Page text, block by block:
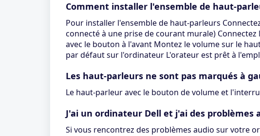
Comment installer l'ensemble de haut-
Pour installer l'ensemble de haut-parleurs
connecté à une prise de courant murale)
avec le bouton à l'avant Montez le volume sur le
par défaut sur l'ordinateur L'orateur est prêt à
Les haut-parleurs ne sont pas marqués à
Le haut-parleur avec le bouton de volume et
J'ai un ordinateur Dell et j'ai des
Si vous rencontrez des problèmes audio sur votre